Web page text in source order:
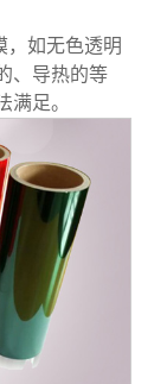
，如无色透明
、导热的等
足。